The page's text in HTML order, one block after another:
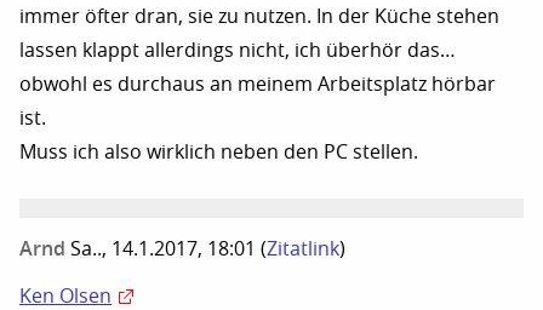
immer öfter dran, sie zu nutzen. In der Küche stehen
lassen klappt allerdings nicht, ich überhör das…
obwohl es durchaus an meinem Arbeitsplatz hörbar
ist.
Muss ich also wirklich neben den PC stellen.
Arnd Sa.., 14.1.2017, 18:01 (Zitatlink)
Ken Olsen